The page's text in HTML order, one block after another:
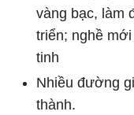
vàng bạc, làm
triển; nghề
tinh
Nhiều đường
thành.